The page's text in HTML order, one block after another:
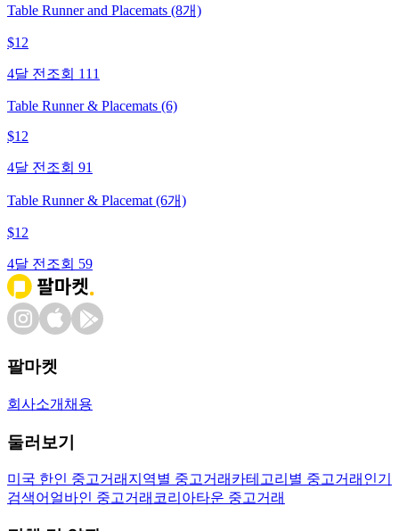
Table Runner and Placemats (8개)
$12
4달 전 조회 111
Table Runner & Placemats (6)
$12
4달 전 조회 91
Table Runner & Placemat (6개)
$12
4달 전 조회 59
팔마켓
회사소개 채용
둘러보기
미국 한인 중고거래 지역별 중고거래 카테고리별 중고거래 인기
검색어 얼바인 중고거래 코리아타운 중고거래